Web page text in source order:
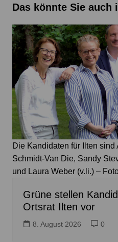
Das könnte Sie auch
Die Kandidaten für Ilten
Schmidt-Van Die, Sandy
und Laura Weber (v.li.) –
Grüne stellen
Ortsrat Ilten vor
8. August 2026 0